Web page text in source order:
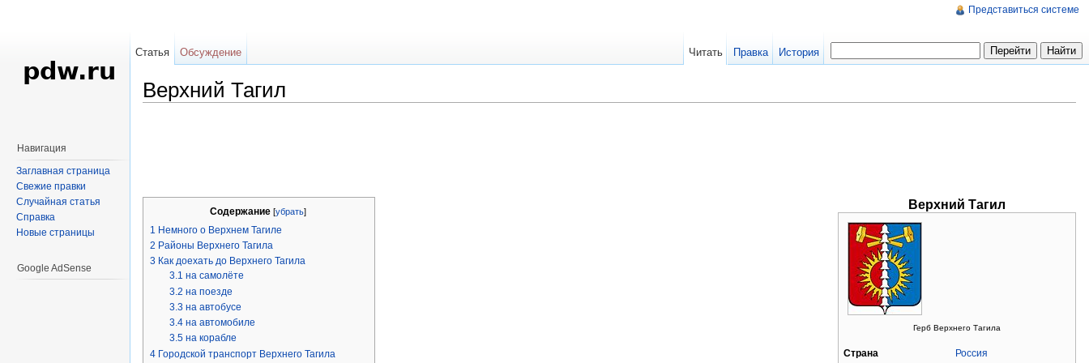
Верхний Тагил
Верхний Тагил
Герб Верхнего Тагила
Страна Россия
Содержание[убрать]
1 Немного о Верхнем Тагиле
2 Районы Верхнего Тагила
3 Как доехать до Верхнего Тагила
3.1 на самолёте
3.2 на поезде
3.3 на автобусе
3.4 на автомобиле
3.5 на корабле
4 Городской транспорт Верхнего Тагила
Представиться системе
Статья Обсуждение Читать Правка История
Навигация
Заглавная страница
Свежие правки
Случайная статья
Справка
Новые страницы
Google AdSense